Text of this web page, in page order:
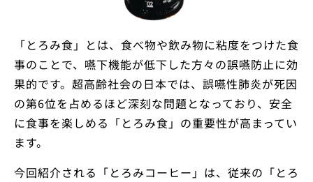
「とろみ食」とは、食べ物や飲み物に粘度をつけた食
事のことで、嚥下機能が低下した方々の誤嚥防止に効
果的です。超高齢社会の日本では、誤嚥性肺炎が死因
の第6位を占めるほど深刻な問題となっており、安全
に食事を楽しめる「とろみ食」の重要性が高まってい
ます。
今回紹介される「とろみコーヒー」は、従来の「とろ